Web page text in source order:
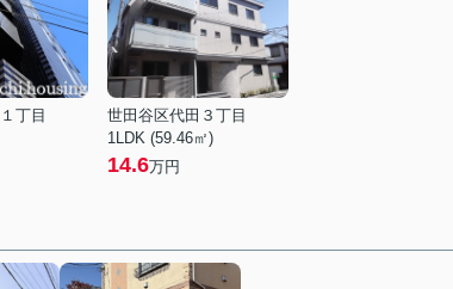
丁目
世田谷区代田３丁目
1LDK (59.46㎡)
14.6万円